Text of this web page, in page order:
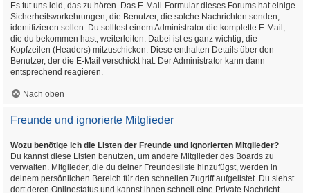
Es tut uns leid, das zu hören. Das E-Mail-Formular dieses Forums hat einige
Sicherheitsvorkehrungen, die Benutzer, die solche Nachrichten senden,
identifizieren sollen. Du solltest einem Administrator die komplette E-Mail,
die du bekommen hast, weiterleiten. Dabei ist es ganz wichtig, die
Kopfzeilen (Headers) mitzuschicken. Diese enthalten Details über den
Benutzer, der die E-Mail verschickt hat. Der Administrator kann dann
entsprechend reagieren.
Nach oben
Freunde und ignorierte Mitglieder
Wozu benötige ich die Listen der Freunde und ignorierten Mitglieder?
Du kannst diese Listen benutzen, um andere Mitglieder des Boards zu
verwalten. Mitglieder, die du deiner Freundesliste hinzufügst, werden in
deinem persönlichen Bereich für den schnellen Zugriff aufgelistet. Du siehst
dort deren Onlinestatus und kannst ihnen schnell eine Private Nachricht